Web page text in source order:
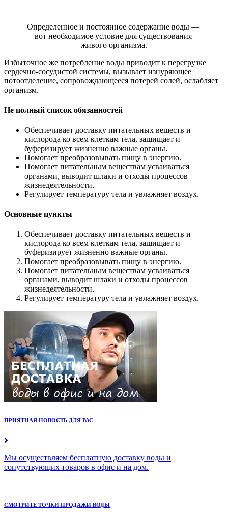
Определенное и постоянное содержание воды —
вот необходимое условие для существования
живого организма.
Избыточное же потребление воды приводит к перегрузке
сердечно-сосудистой системы, вызывает изнуряющее
потоотделение, сопровождающееся потерей солей, ослабляет
организм.
Не полный список обязанностей
Обеспечивает доставку питательных веществ и
кислорода ко всем клеткам тела, защищает и
буферизирует жизненно важные органы.
Помогает преобразовывать пищу в энергию.
Помогает питательным веществам усваиваться
органами, выводит шлаки и отходы процессов
жизнедеятельности.
Регулирует температуру тела и увлажняет воздух.
Основные пункты
Обеспечивает доставку питательных веществ и
кислорода ко всем клеткам тела, защищает и
буферизирует жизненно важные органы.
Помогает преобразовывать пищу в энергию.
Помогает питательным веществам усваиваться
органами, выводит шлаки и отходы процессов
жизнедеятельности.
Регулирует температуру тела и увлажняет воздух.
ПРИЯТНАЯ НОВОСТЬ ДЛЯ ВАС
Мы осуществляем бесплатную доставку воды и
сопутствующих товаров в офис и на дом.
СМОТРИТЕ ТОЧКИ ПРОДАЖИ ВОДЫ